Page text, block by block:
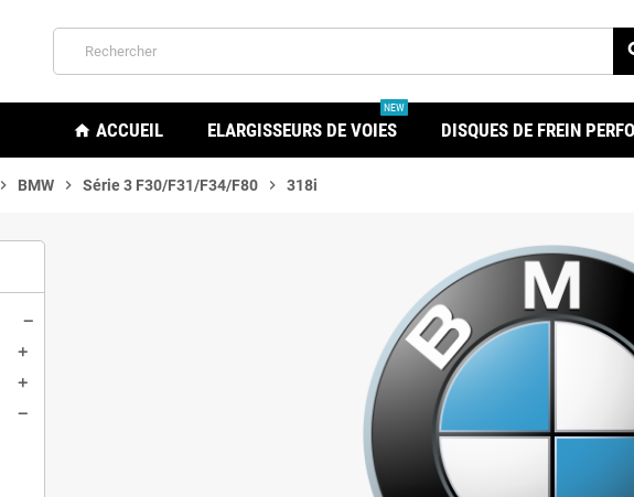
home ACCUEIL ELARGISSEURS DE VOIES
NEW
DISQUES DE FREIN
chevron_right BMW chevron_right Série 3 F30/F31/F34/F80 chevron_right 318i